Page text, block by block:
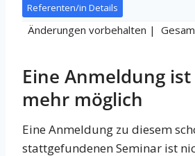
Referenten/in Details
Änderungen vorbehalten |
Eine Anmeldung
mehr möglich
Eine Anmeldung zu diesem
stattgefundenen Seminar ist